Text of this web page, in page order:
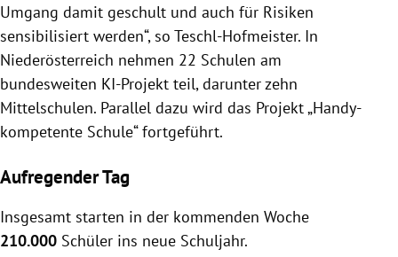
Umgang damit geschult und auch für Risiken
sensibilisiert werden“, so Teschl-Hofmeister. In
Niederösterreich nehmen 22 Schulen am
bundesweiten KI-Projekt teil, darunter zehn
Mittelschulen. Parallel dazu wird das Projekt „Handy-
kompetente Schule“ fortgeführt.
Aufregender Tag
Insgesamt starten in der kommenden Woche
210.000 Schüler ins neue Schuljahr.